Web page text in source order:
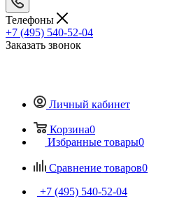
Телефоны
+7 (495) 540-52-04
Заказать звонок
Личный кабинет
Корзина0
Избранные товары0
Сравнение товаров0
+7 (495) 540-52-04